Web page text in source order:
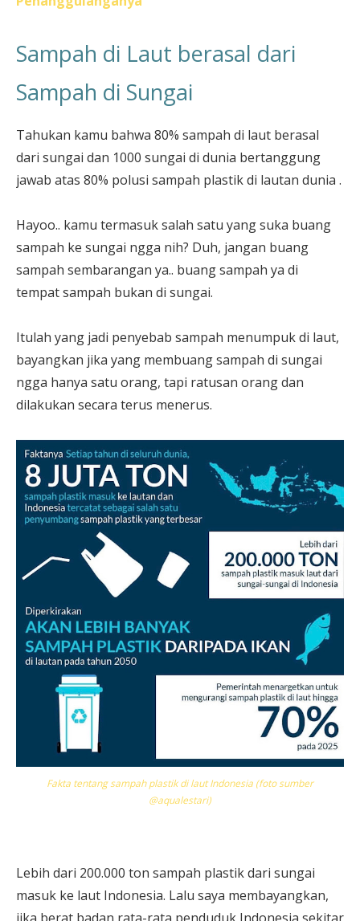
Sampah di Laut berasal dari
Sampah di Sungai
Tahukan kamu bahwa 80% sampah di laut berasal
dari sungai dan 1000 sungai di dunia bertanggung
jawab atas 80% polusi sampah plastik di lautan dunia .
Hayoo.. kamu termasuk salah satu yang suka buang
sampah ke sungai ngga nih? Duh, jangan buang
sampah sembarangan ya.. buang sampah ya di
tempat sampah bukan di sungai.
Itulah yang jadi penyebab sampah menumpuk di laut,
bayangkan jika yang membuang sampah di sungai
ngga hanya satu orang, tapi ratusan orang dan
dilakukan secara terus menerus.
Fakta tentang sampah plastik di laut Indonesia (foto sumber
@aqualestari)
Lebih dari 200.000 ton sampah plastik dari sungai
masuk ke laut Indonesia. Lalu saya membayangkan,
jika berat badan rata-rata penduduk Indonesia sekitar